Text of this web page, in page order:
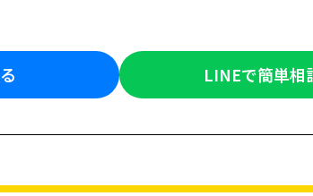
LINEで簡単相